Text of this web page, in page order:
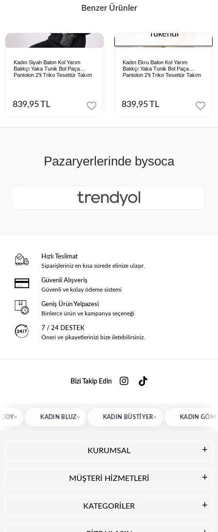
Benzer Ürünler
Kadın Siyah Balon Kol Yarım
Balıkçı Yaka Tunik Bol Paça
Pantolon 2'li Triko Tesettür Takım
839,95 TL
Tükendi
Kadın Ekru Balon Kol Yarım
Balıkçı Yaka Tunik Bol Paça
Pantolon 2'li Triko Tesettür Takım
839,95 TL
Hızlı Teslimat
Siparişleriniz en kısa sürede elinize ulaşır.
Güvenli Alışveriş
Güvenli ve kolay ödeme sistemi
Geniş Ürün Yelpazesi
Binlerce ürün ve kampanya seçeneği
7 / 24 DESTEK
Öneri ve şikayetlerinizi bize iletebilirsiniz.
Bizi Takip Edin
KADIN BLUZ KADIN BÜSTIYER KADIN GÖMLEK
KURUMSAL
MÜŞTERİ HİZMETLERİ
KATEGORİLER